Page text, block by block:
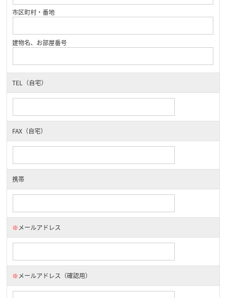
市区町村・番地
建物名、お部屋番号
TEL（自宅）
FAX（自宅）
携帯
※メールアドレス
※メールアドレス（確認用）